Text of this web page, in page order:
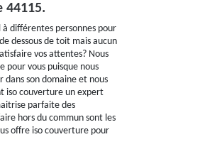
44115.
différentes personnes pour
dessous de toit mais aucun
vos attentes? Nous
pour vous puisque nous
dans son domaine et nous
iso couverture un expert
parfaite des
hors du commun sont les
offre iso couverture pour